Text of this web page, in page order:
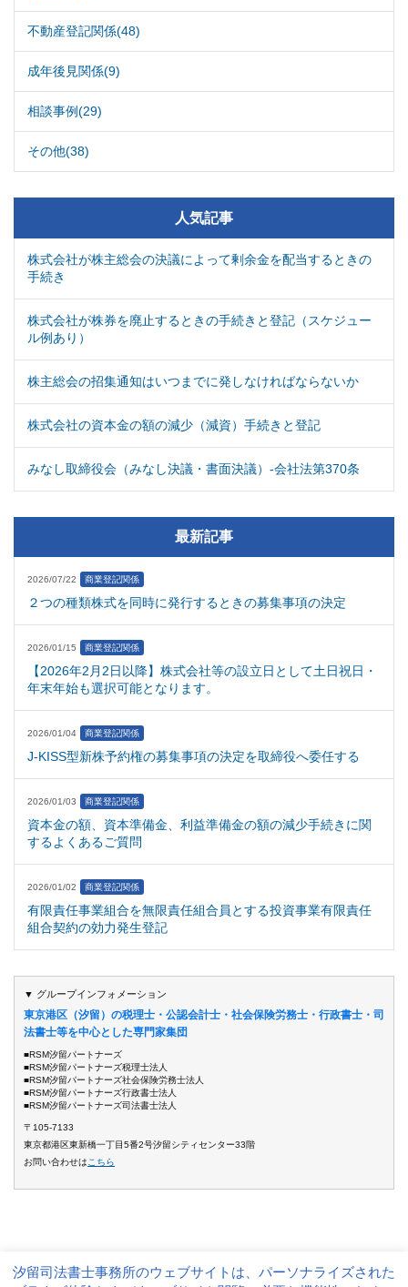
不動産登記関係(48)
成年後見関係(9)
相談事例(29)
その他(38)
人気記事
株式会社が株主総会の決議によって剰余金を配当するときの
手続き
株式会社が株券を廃止するときの手続きと登記（スケジュー
ル例あり）
株主総会の招集通知はいつまでに発しなければならないか
株式会社の資本金の額の減少（減資）手続きと登記
みなし取締役会（みなし決議・書面決議）-会社法第370条
最新記事
2026/07/22 商業登記関係
２つの種類株式を同時に発行するときの募集事項の決定
2026/01/15 商業登記関係
【2026年2月2日以降】株式会社等の設立日として土日祝日・
年末年始も選択可能となります。
2026/01/04 商業登記関係
J-KISS型新株予約権の募集事項の決定を取締役へ委任する
2026/01/03 商業登記関係
資本金の額、資本準備金、利益準備金の額の減少手続きに関
するよくあるご質問
2026/01/02 商業登記関係
有限責任事業組合を無限責任組合員とする投資事業有限責任
組合契約の効力発生登記
▼ グループインフォメーション
東京港区（汐留）の税理士・公認会計士・社会保険労務士・行政書士・司
法書士等を中心とした専門家集団
■RSM汐留パートナーズ
■RSM汐留パートナーズ税理士法人
■RSM汐留パートナーズ社会保険労務士法人
■RSM汐留パートナーズ行政書士法人
■RSM汐留パートナーズ司法書士法人
〒105-7133
東京都港区東新橋一丁目5番2号汐留シティセンター33階
お問い合わせはこちら
サイト運営方針 個人情報保護方針
汐留司法書士事務所のウェブサイトは、パーソナライズされた